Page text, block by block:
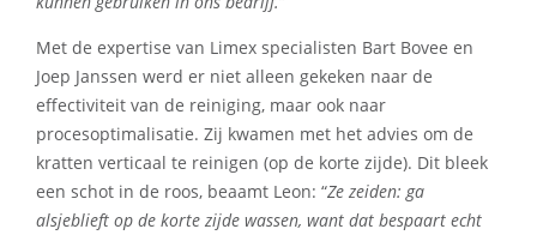
Met de expertise van Limex specialisten Bart Bovee en
Joep Janssen werd er niet alleen gekeken naar de
effectiviteit van de reiniging, maar ook naar
procesoptimalisatie. Zij kwamen met het advies om de
kratten verticaal te reinigen (op de korte zijde). Dit bleek
een schot in de roos, beaamt Leon: “Ze zeiden: ga
alsjeblieft op de korte zijde wassen, want dat bespaart echt